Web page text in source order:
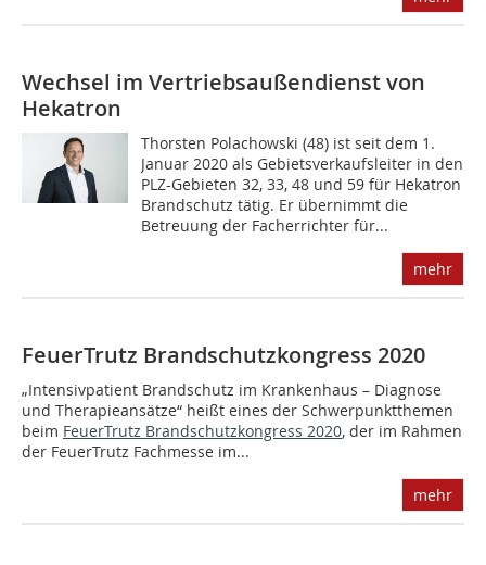
Wechsel im Vertriebsaußendienst von
Hekatron
Thorsten Polachowski (48) ist seit dem 1.
Januar 2020 als Gebietsverkaufsleiter in den
PLZ-Gebieten 32, 33, 48 und 59 für Hekatron
Brandschutz tätig. Er übernimmt die
Betreuung der Facherrichter für...
mehr
FeuerTrutz Brandschutzkongress 2020
„Intensivpatient Brandschutz im Krankenhaus – Diagnose
und Therapieansätze“ heißt eines der Schwerpunktthemen
beim FeuerTrutz Brandschutzkongress 2020, der im Rahmen
der FeuerTrutz Fachmesse im...
mehr